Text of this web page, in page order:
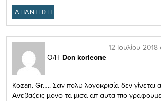
ΑΠΑΝΤΗΣΗ
Ο/Η Don korleone
12 Ιουλίου 2018
Kozan. Gr….. Σαν πολυ λογοκρισία δεν γίνεται
Ανεβαζεις μονο τα μισα απ αυτα πιο